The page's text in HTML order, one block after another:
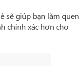
sẽ giúp bạn làm quen
chính xác hơn cho